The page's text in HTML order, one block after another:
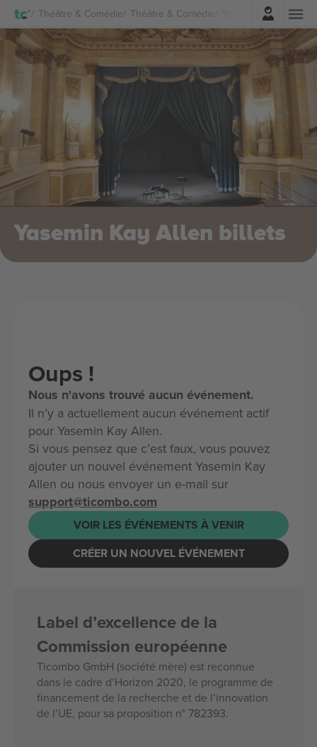
Théâtre & Comédie Théâtre & Comédie Yasemin Kay Allen
Connexion
Yasemin Kay Allen billets
Oups !
Nous n'avons trouvé aucun événement.
Il n’y a actuellement aucun événement actif
pour Yasemin Kay Allen.
Si vous pensez que c’est faux, vous pouvez
ajouter un nouvel événement Yasemin Kay
Allen ou nous envoyer un e-mail sur
support@ticombo.com
VOIR LES ÉVÉNEMENTS À VENIR
CRÉER UN NOUVEL ÉVÉNEMENT
Label d’excellence de la
Commission européenne
Ticombo GmbH (société mère) est reconnue
dans le cadre d’Horizon 2020, le programme de
financement de la recherche et de l’innovation
de l’UE, pour sa proposition n° 782393.